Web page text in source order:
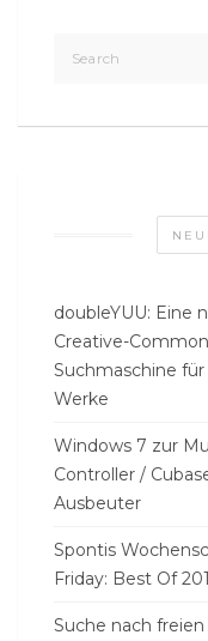
doubleYUU: Eine
Creative-
Suchmaschine
Werke
Windows 7 zur
Controller /
Ausbeuter
Spontis
Friday: Best Of
Suche nach